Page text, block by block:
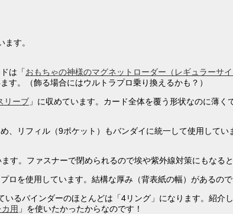
す。
は「おもちゃの神様のマグネットローダー（レギュラーサイ
す。（飾る場合にはウルトラプロ乗り換えるかも？）
リーブ 」に収めています。カード全体を覆う形状なのに薄く
、リフィル（9ポケット）もバンダイに統一して使用してい
す。ファスナーで閉められるので埃や紫外線対策にもなる
ロを使用しています。結構な厚み（背表紙の幅）があるの
るバインダーのほとんどは「4リング」になります。紹
用 」を使いたかったからなのです！